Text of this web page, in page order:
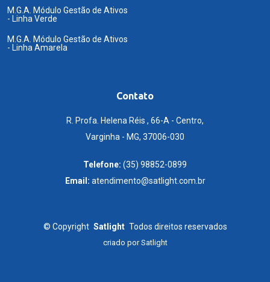
M.G.A. Módulo Gestão de Ativos
- Linha Verde
M.G.A. Módulo Gestão de Ativos
- Linha Amarela
Contato
R. Profa. Helena Réis , 66-A - Centro,
Varginha - MG, 37006-030
Telefone: (35) 98852-0899
Email: atendimento@satlight.com.br
© Copyright Satlight Todos direitos reservados
criado porSatlight